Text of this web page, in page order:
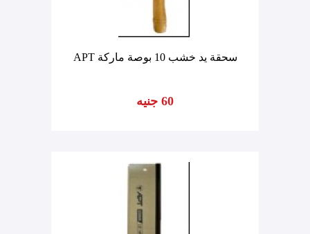
سحقة يد خشب 10 بوصة ماركة APT
60 جنيه